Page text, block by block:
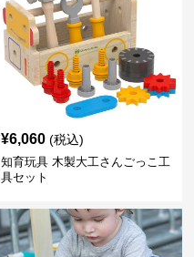
¥6,060 (税込)
知育玩具 木製大工さんごっこ工
具セット